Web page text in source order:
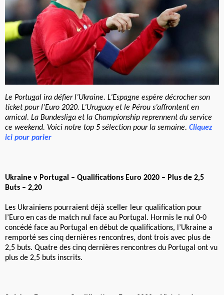
Le Portugal ira défier l’Ukraine. L’Espagne espère décrocher son
ticket pour l’Euro 2020. L’Uruguay et le Pérou s’affrontent en
amical. La Bundesliga et la Championship reprennent du service
ce weekend. Voici notre top 5 sélection pour la semaine. Cliquez
ici pour parier
Ukraine v Portugal – Qualifications Euro 2020 – Plus de 2,5
Buts – 2,20
Les Ukrainiens pourraient déjà sceller leur qualification pour
l’Euro en cas de match nul face au Portugal. Hormis le nul 0-0
concédé face au Portugal en début de qualifications, l’Ukraine a
remporté ses cinq dernières rencontres, dont trois avec plus de
2,5 buts. Quatre des cinq dernières rencontres du Portugal ont vu
plus de 2,5 buts inscrits.